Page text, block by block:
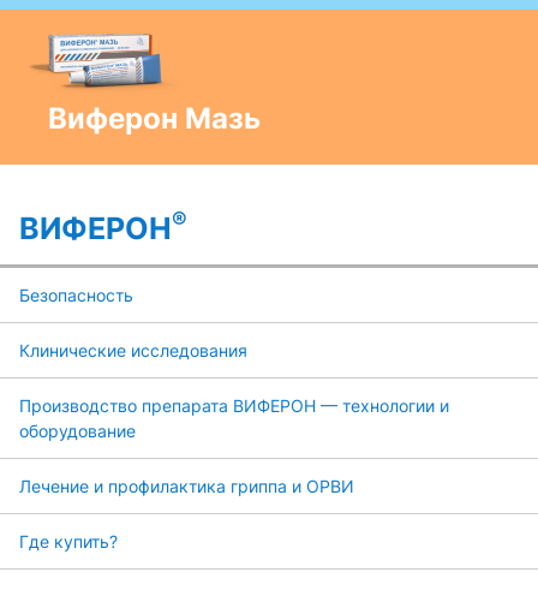
Виферон Мазь
ВИФЕРОН®
Безопасность
Клинические исследования
Производство препарата ВИФЕРОН — технологии и
оборудование
Лечение и профилактика гриппа и ОРВИ
Где купить?